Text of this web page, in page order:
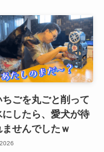
ちごを丸ごと削って
にしたら、愛犬が待
ませんでしたｗ